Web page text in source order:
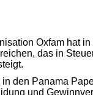
Oxfam hat
das in
den Panama
und